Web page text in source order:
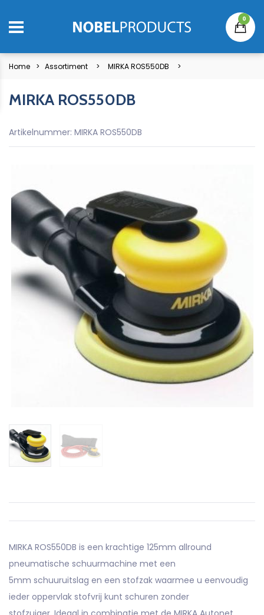
0
Home Assortiment MIRKA ROS550DB
MIRKA ROS550DB
Artikelnummer: MIRKA ROS550DB
MIRKA ROS550DB is een krachtige 125mm allround
pneumatische schuurmachine met een
5mm schuuruitslag en een stofzak waarmee u eenvoudig
ieder oppervlak stofvrij kunt schuren zonder